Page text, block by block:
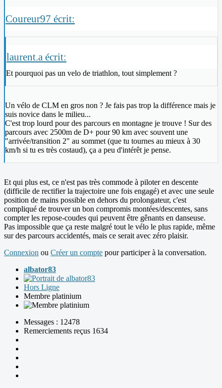
Coureur97 écrit:
laurent.a écrit:
Et pourquoi pas un velo de triathlon, tout simplement ?
Un vélo de CLM en gros non ? Je fais pas trop la différence mais je
suis novice dans le milieu...
C'est trop lourd pour des parcours en montagne je trouve ! Sur des
parcours avec 2500m de D+ pour 90 km avec souvent une
"arrivée/transition 2" au sommet (que tu tournes au mieux à 30
km/h si tu es très costaud), ça a peu d'intérêt je pense.
Et qui plus est, ce n'est pas très commode à piloter en descente
(difficile de rectifier la trajectoire une fois engagé) et avec une seule
position de mains possible en dehors du prolongateur, c'est
compliqué de trouver un bon compromis montées/descentes, sans
compter les repose-coudes qui peuvent être gênants en danseuse.
Pas impossible que ça reste malgré tout le vélo le plus rapide, même
sur des parcours accidentés, mais ce serait avec zéro plaisir.
Connexion ou Créer un compte pour participer à la conversation.
albator83
Hors Ligne
Membre platinium
Messages : 12478
Remerciements reçus 1634